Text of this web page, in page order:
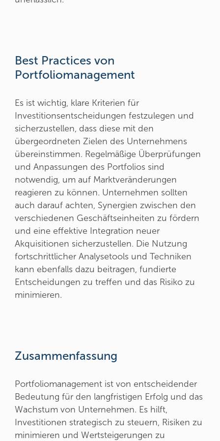
Best Practices von
Portfoliomanagement
Es ist wichtig, klare Kriterien für
Investitionsentscheidungen festzulegen und
sicherzustellen, dass diese mit den
übergeordneten Zielen des Unternehmens
übereinstimmen. Regelmäßige Überprüfungen
und Anpassungen des Portfolios sind
notwendig, um auf Marktveränderungen
reagieren zu können. Unternehmen sollten
auch darauf achten, Synergien zwischen den
verschiedenen Geschäftseinheiten zu fördern
und eine effektive Integration neuer
Akquisitionen sicherzustellen. Die Nutzung
fortschrittlicher Analysetools und Techniken
kann ebenfalls dazu beitragen, fundierte
Entscheidungen zu treffen und das Risiko zu
minimieren.
Zusammenfassung
Portfoliomanagement ist von entscheidender
Bedeutung für den langfristigen Erfolg und das
Wachstum von Unternehmen. Es hilft,
Investitionen strategisch zu steuern, Risiken zu
minimieren und Wertsteigerungen zu